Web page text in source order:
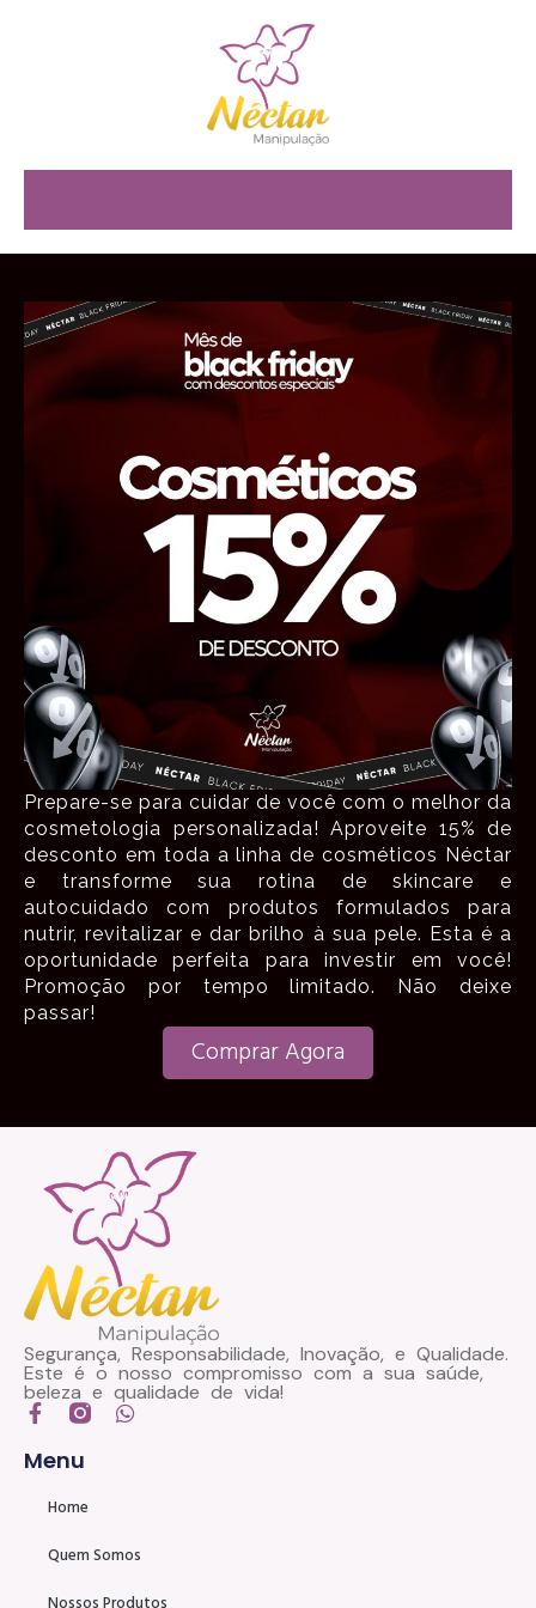
Prepare-se para cuidar de você com o melhor da
cosmetologia personalizada! Aproveite 15% de
desconto em toda a linha de cosméticos Néctar
e transforme sua rotina de skincare e
autocuidado com produtos formulados para
nutrir, revitalizar e dar brilho à sua pele. Esta é a
oportunidade perfeita para investir em você!
Promoção por tempo limitado. Não deixe
passar!
Comprar Agora
Segurança, Responsabilidade, Inovação, e Qualidade.
Este é o nosso compromisso com a sua saúde,
beleza e qualidade de vida!
Menu
Home
Quem Somos